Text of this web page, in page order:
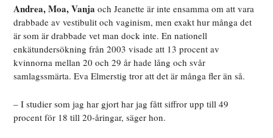
Andrea, Moa, Vanjaoch Jeanette är inte ensamma om att vara
drabbade av vestibulit och vaginism, men exakt hur många det
är som är drabbade vet man dock inte. En nationell
enkätundersökning från 2003 visade att 13 procent av
kvinnorna mellan 20 och 29 år hade lång och svår
samlagssmärta. Eva Elmerstig tror att det är många fler än så.
– I studier som jag har gjort har jag fått siffror upp till 49
procent för 18 till 20-åringar, säger hon.